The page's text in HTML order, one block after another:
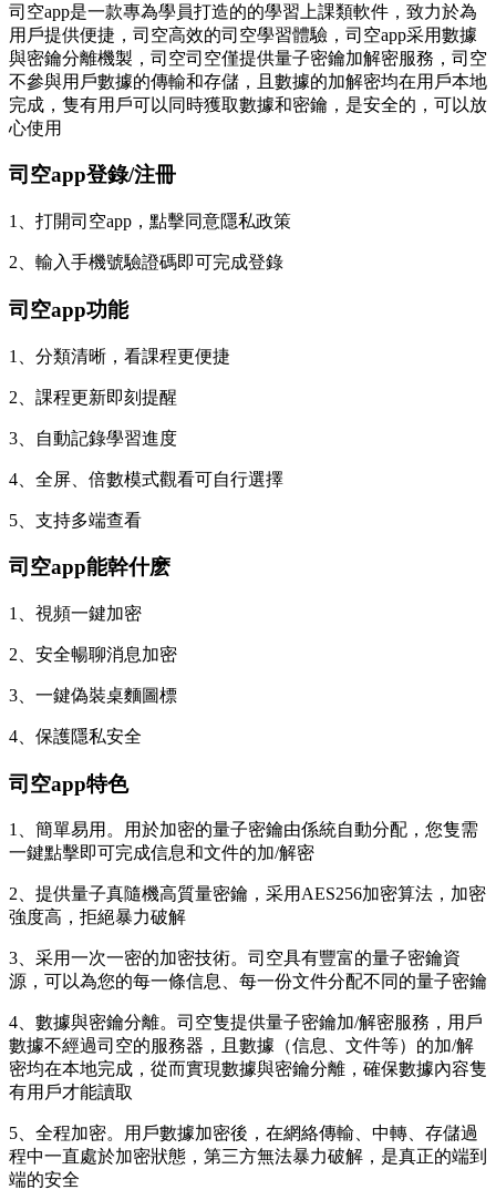
司空app是一款專為學員打造的的學習上課類軟件，致力於為
用戶提供便捷，司空高效的司空學習體驗，司空app采用數據
與密鑰分離機製，司空司空僅提供量子密鑰加解密服務，司空
不參與用戶數據的傳輸和存儲，且數據的加解密均在用戶本地
完成，隻有用戶可以同時獲取數據和密鑰，是安全的，可以放
心使用
司空app登錄/注冊
1、打開司空app，點擊同意隱私政策
2、輸入手機號驗證碼即可完成登錄
司空app功能
1、分類清晰，看課程更便捷
2、課程更新即刻提醒
3、自動記錄學習進度
4、全屏、倍數模式觀看可自行選擇
5、支持多端查看
司空app能幹什麽
1、視頻一鍵加密
2、安全暢聊消息加密
3、一鍵偽裝桌麵圖標
4、保護隱私安全
司空app特色
1、簡單易用。用於加密的量子密鑰由係統自動分配，您隻需
一鍵點擊即可完成信息和文件的加/解密
2、提供量子真隨機高質量密鑰，采用AES256加密算法，加密
強度高，拒絕暴力破解
3、采用一次一密的加密技術。司空具有豐富的量子密鑰資
源，可以為您的每一條信息、每一份文件分配不同的量子密鑰
4、數據與密鑰分離。司空隻提供量子密鑰加/解密服務，用戶
數據不經過司空的服務器，且數據（信息、文件等）的加/解
密均在本地完成，從而實現數據與密鑰分離，確保數據內容隻
有用戶才能讀取
5、全程加密。用戶數據加密後，在網絡傳輸、中轉、存儲過
程中一直處於加密狀態，第三方無法暴力破解，是真正的端到
端的安全